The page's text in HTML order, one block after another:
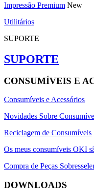
Impressão Premium New
Utilitários
SUPORTE
SUPORTE
CONSUMÍVEIS E
Consumíveis e Acessórios
Novidades Sobre
Reciclagem de Consumíveis
Os meus consumíveis OKI
Compra de Peças
DOWNLOADS